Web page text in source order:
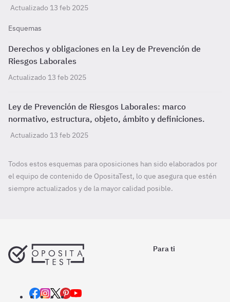
Actualizado 13 feb 2025
Esquemas
Derechos y obligaciones en la Ley de Prevención de
Riesgos Laborales
Actualizado 13 feb 2025
Ley de Prevención de Riesgos Laborales: marco
normativo, estructura, objeto, ámbito y definiciones.
Actualizado 13 feb 2025
Todos estos esquemas para oposiciones han sido elaborados por
el equipo de contenido de OpositaTest, lo que asegura que estén
siempre actualizados y de la mayor calidad posible.
Para ti